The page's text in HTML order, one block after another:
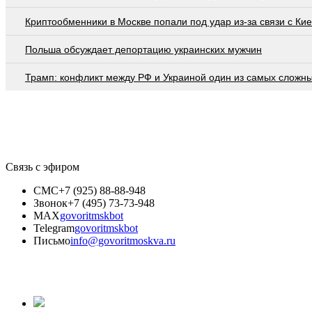
Криптообменники в Москве попали под удар из-за связи с
Польша обсуждает депортацию украинских мужчин
Трамп: конфликт между РФ и Украиной один из самых
Связь с эфиром
СМС+7 (925) 88-88-948
Звонок+7 (495) 73-73-948
MAXgovoritmskbot
Telegramgovoritmskbot
Письмоinfo@govoritmoskva.ru